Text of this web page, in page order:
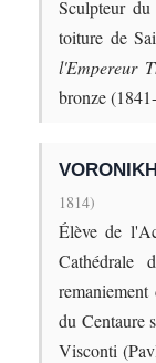
Sculpteur
toiture de
l'Empereur
bronze
1814)
Élève de
Cathédrale
du Centaure
Visconti